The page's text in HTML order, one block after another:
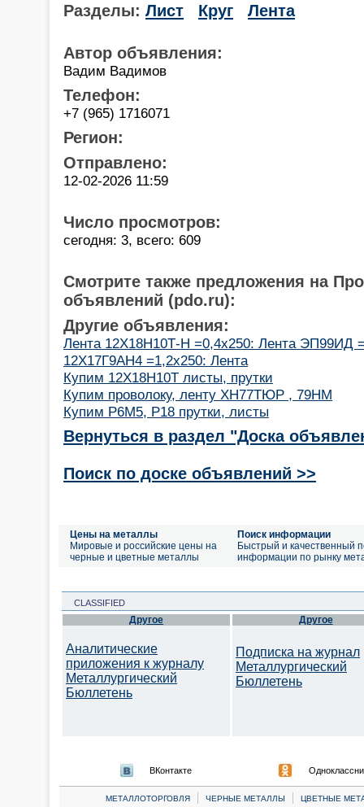
Разделы: Лист Круг Лента
Автор объявления:
Вадим Вадимов
Телефон:
+7 (965) 1716071
Регион:
Отправлено:
12-02-2026 11:59
Число просмотров:
сегодня: 3, всего: 609
Смотрите также предложения на
объявлений (pdo.ru):
Другие объявления:
Лента 12Х18Н10Т-Н =0,4х250: Лента ЭП99ИД
12Х17Г9АН4 =1,2х250: Лента
Купим 12Х18Н10Т листы, прутки
Купим проволоку, ленту ХН77ТЮР , 79НМ
Купим Р6М5, Р18 прутки, листы
Вернуться в раздел "Доска
Поиск по доске объявлений >>
Цены на металлы
Мировые и российские цены на
черные и цветные металлы
Поиск информации
Быстрый и качественный
информации по рынку
CLASSIFIED
Другое
Аналитические
приложения к журналу
Металлургический
Бюллетень
Другое
Подписка на журнал
Металлургический
Бюллетень
ВКонтакте
МЕТАЛЛОТОРГОВЛЯ | ЧЕРНЫЕ МЕТАЛЛЫ | ЦВЕТНЫЕ